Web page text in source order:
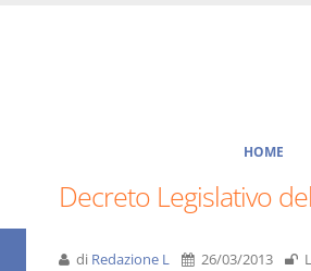
HOME
Decreto Legislativo
di Redazione L 26/03/2013